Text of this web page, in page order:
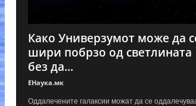
Како Универзумот може да
шири побрзо од светлината
без да...
ЕНаука.мк
Оддалечените галаксии можат да се